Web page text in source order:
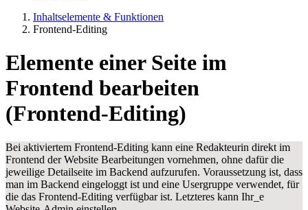
Inhaltselemente & Funktionen
Frontend-Editing
Elemente einer Seite im
Frontend bearbeiten
(Frontend-Editing)
Bei aktiviertem Frontend-Editing kann eine Redakteurin direkt im
Frontend der Website Bearbeitungen vornehmen, ohne dafür die
jeweilige Detailseite im Backend aufzurufen. Voraussetzung ist, dass
man im Backend eingeloggt ist und eine Usergruppe verwendet, für
die das Frontend-Editing verfügbar ist. Letzteres kann Ihr_e